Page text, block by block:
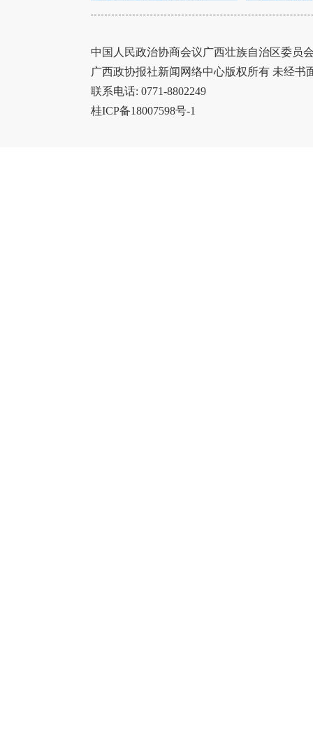
中国人民政治协商会议广西壮族自治区委员
广西政协报社新闻网络中心版权所有 未经书
联系电话: 0771-8802249
桂ICP备18007598号-1